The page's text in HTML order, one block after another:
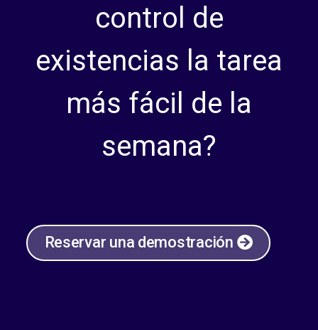
control de
existencias la tarea
más fácil de la
semana?
Reservar una demostración